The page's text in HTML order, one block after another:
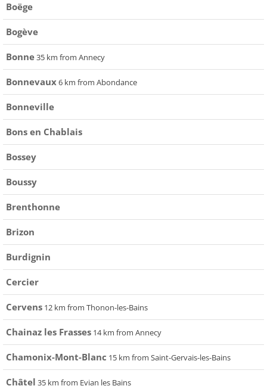
Boëge
Bogève
Bonne35 km from Annecy
Bonnevaux6 km from Abondance
Bonneville
Bons en Chablais
Bossey
Boussy
Brenthonne
Brizon
Burdignin
Cercier
Cervens 12 km from Thonon-les-Bains
Chainaz les Frasses 14 km from Annecy
Chamonix-Mont-Blanc 15 km from Saint-Gervais-les-Bains
Châtel 35 km from Evian les Bains